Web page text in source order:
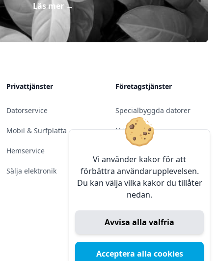
Vi använder kakor för att
förbättra användarupplevelsen.
Du kan välja vilka kakor du tillåter
nedan.
Avvisa alla valfria
Acceptera alla cookies
Läs mer→
Privattjänster
Datorservice
Mobil & Surfplatta
Hemservice
Sälja elektronik
Företagstjänster
Specialbyggda datorer
Nätverk
Programvara
Server & Backup
Konferens & Public Display
Sälja elektronik